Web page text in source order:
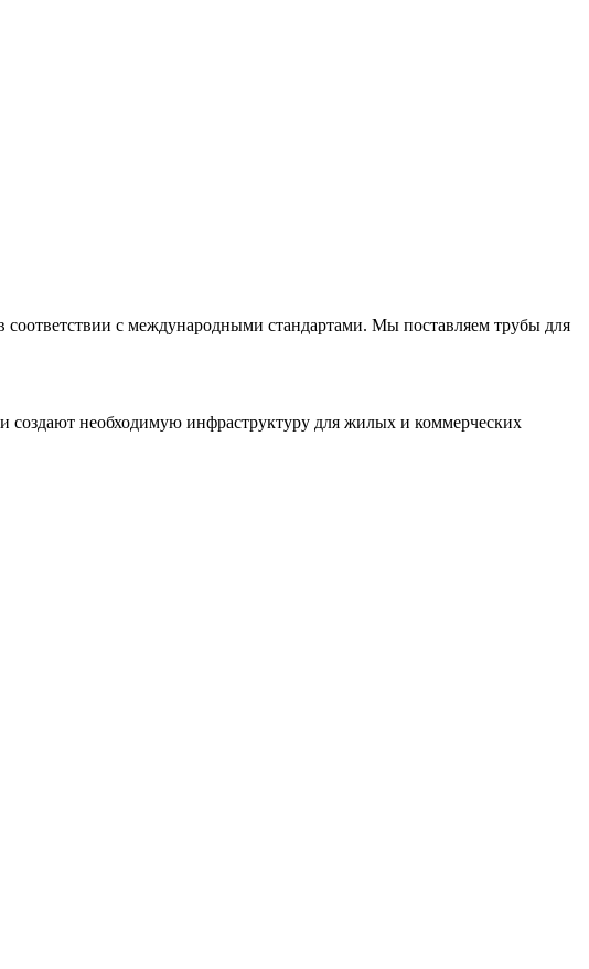
с международными стандартами. Мы поставляем трубы для
создают необходимую инфраструктуру для жилых и коммерческих